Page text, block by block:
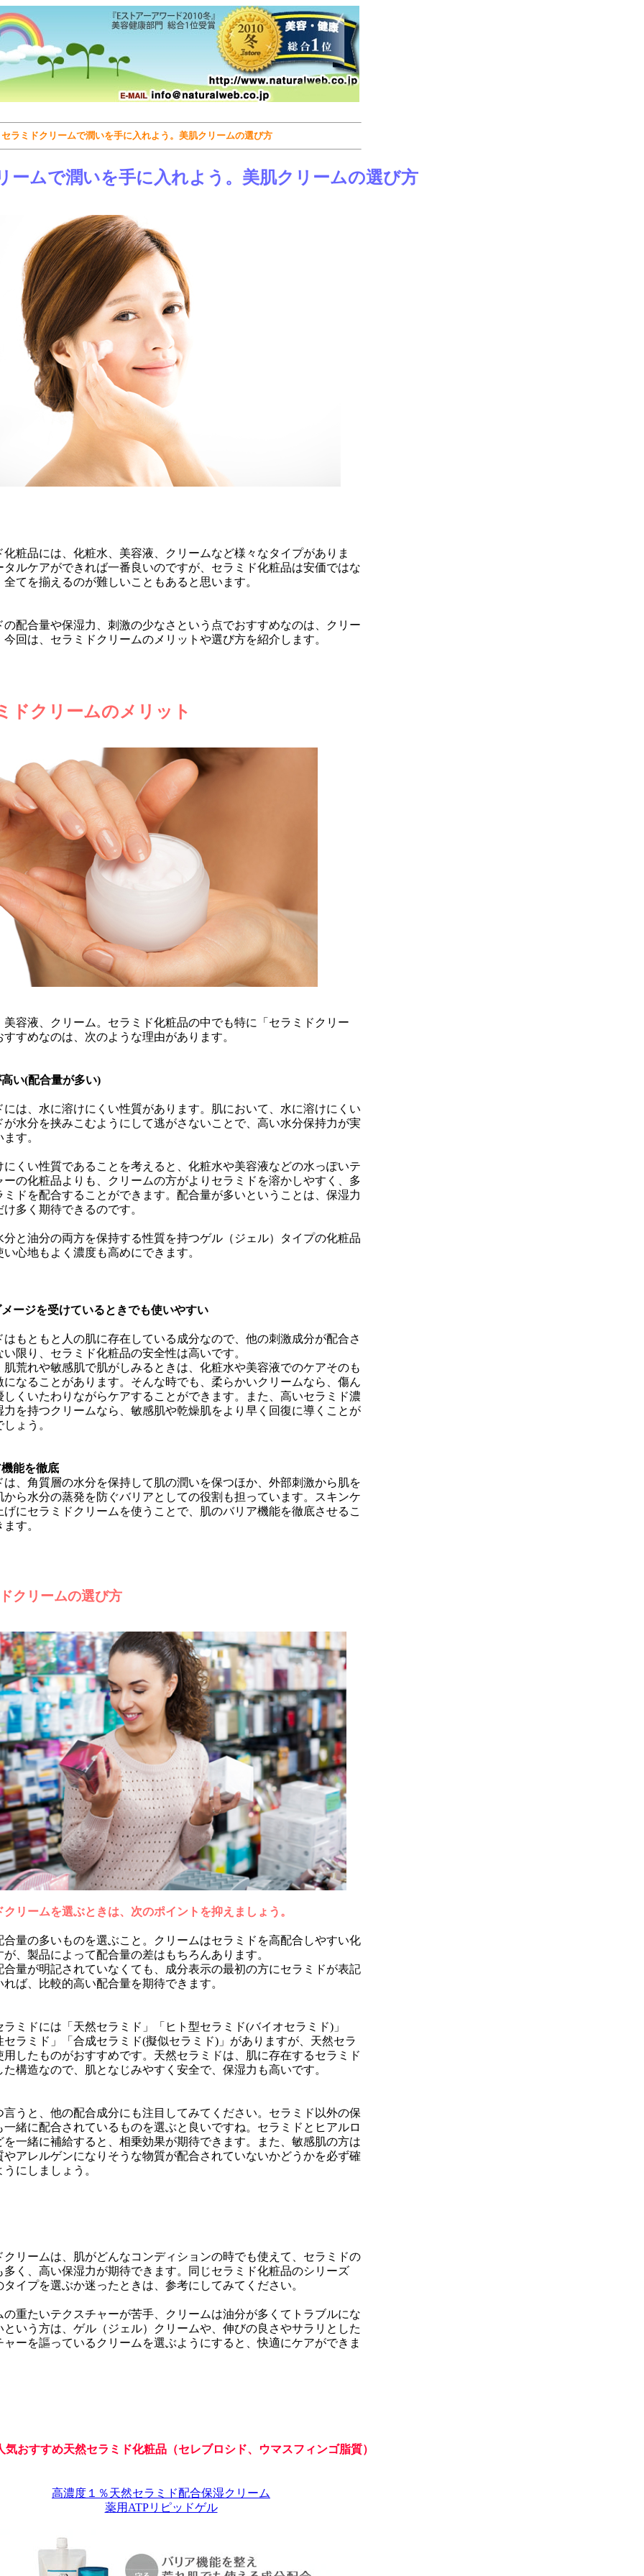
セラミドクリームで潤いを手に入れよう。美肌クリームの選び方
ームで潤いを手に入れよう。美肌クリームの選び方
化粧品には、化粧水、美容液、クリームなど様々なタイプがありま
タルケアができれば一番良いのですが、セラミド化粧品は安価ではな
全てを揃えるのが難しいこともあると思います。
の配合量や保湿力、刺激の少なさという点でおすすめなのは、クリー
今回は、セラミドクリームのメリットや選び方を紹介します。
ドクリームのメリット
美容液、クリーム。セラミド化粧品の中でも特に「セラミドクリー
すすめなのは、次のような理由があります。
い(配合量が多い)
には、水に溶けにくい性質があります。肌において、水に溶けにくい
が水分を挟みこむようにして逃がさないことで、高い水分保持力が実
す。
にくい性質であることを考えると、化粧水や美容液などの水っぽいテ
ーの化粧品よりも、クリームの方がよりセラミドを溶かしやすく、多
ミドを配合することができます。配合量が多いということは、保湿力
多く期待できるのです。
分と油分の両方を保持する性質を持つゲル（ジェル）タイプの化粧品
い心地もよく濃度も高めにできます。
ージを受けているときでも使いやすい
はもともと人の肌に存在している成分なので、他の刺激成分が配合さ
い限り、セラミド化粧品の安全性は高いです。
肌荒れや敏感肌で肌がしみるときは、化粧水や美容液でのケアそのも
になることがあります。そんな時でも、柔らかいクリームなら、傷ん
しくいたわりながらケアすることができます。また、高いセラミド濃
力を持つクリームなら、敏感肌や乾燥肌をより早く回復に導くことが
ょう。
能を徹底
は、角質層の水分を保持して肌の潤いを保つほか、外部刺激から肌を
から水分の蒸発を防ぐバリアとしての役割も担っています。スキンケ
げにセラミドクリームを使うことで、肌のバリア機能を徹底させるこ
す。
クリームの選び方
クリームを選ぶときは、次のポイントを抑えましょう。
合量の多いものを選ぶこと。クリームはセラミドを高配合しやすい化
が、製品によって配合量の差はもちろんあります。
合量が明記されていなくても、成分表示の最初の方にセラミドが表記
れば、比較的高い配合量を期待できます。
ラミドには「天然セラミド」「ヒト型セラミド(バイオセラミド)」
セラミド」「合成セラミド(擬似セラミド)」がありますが、天然セラ
用したものがおすすめです。天然セラミドは、肌に存在するセラミド
た構造なので、肌となじみやすく安全で、保湿力も高いです。
言うと、他の配合成分にも注目してみてください。セラミド以外の保
一緒に配合されているものを選ぶと良いですね。セラミドとヒアルロ
を一緒に補給すると、相乗効果が期待できます。また、敏感肌の方は
やアレルゲンになりそうな物質が配合されていないかどうかを必ず確
にしましょう。
クリームは、肌がどんなコンディションの時でも使えて、セラミドの
多く、高い保湿力が期待できます。同じセラミド化粧品のシリーズ
タイプを選ぶか迷ったときは、参考にしてみてください。
の重たいテクスチャーが苦手、クリームは油分が多くてトラブルにな
という方は、ゲル（ジェル）クリームや、伸びの良さやサラリとした
ャーを謳っているクリームを選ぶようにすると、快適にケアができま
気おすすめ天然セラミド化粧品（セレブロシド、ウマスフィンゴ脂質）
高濃度１％天然セラミド配合保湿クリーム
薬用ATPリピッドゲル